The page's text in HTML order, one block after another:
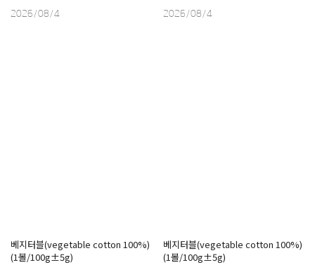
2026/08/4 2026/08/4
베지터블(vegetable cotton 100%)
(1볼/100g±5g)
베지터블(vegetable cotton 100%)
(1볼/100g±5g)